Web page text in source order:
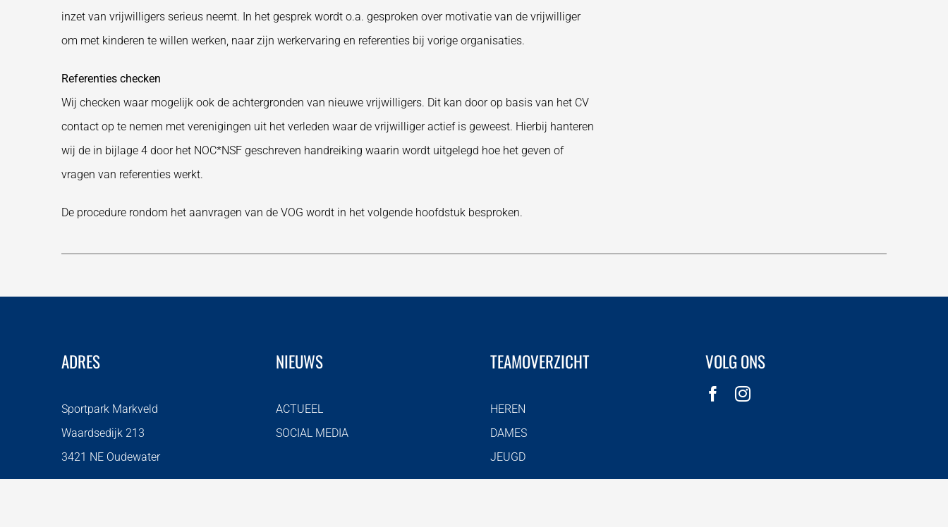
inzet van vrijwilligers serieus neemt. In het gesprek wordt o.a. gesproken over motivatie van de vrijwilliger
om met kinderen te willen werken, naar zijn werkervaring en referenties bij vorige organisaties.
Referenties checken
Wij checken waar mogelijk ook de achtergronden van nieuwe vrijwilligers. Dit kan door op basis van het CV
contact op te nemen met verenigingen uit het verleden waar de vrijwilliger actief is geweest. Hierbij hanteren
wij de in bijlage 4 door het NOC*NSF geschreven handreiking waarin wordt uitgelegd hoe het geven of
vragen van referenties werkt.
De procedure rondom het aanvragen van de VOG wordt in het volgende hoofdstuk besproken.
ADRES
Sportpark Markveld
Waardsedijk 213
3421 NE Oudewater
NIEUWS
ACTUEEL
SOCIAL MEDIA
TEAMOVERZICHT
HEREN
DAMES
JEUGD
VOLG ONS